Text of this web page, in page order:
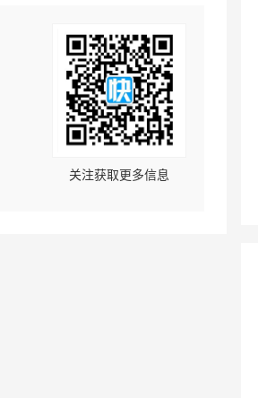
关注获取更多信息